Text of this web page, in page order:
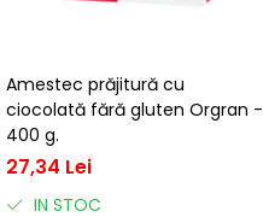
Alimente fara gluten
Mic dejun
Biscuiti
Crackers & Paine uscata
Amestecuri pentru desert
Amestec prăjitură cu
ciocolată fără gluten Orgran -
400 g.
27,34 Lei
IN STOC